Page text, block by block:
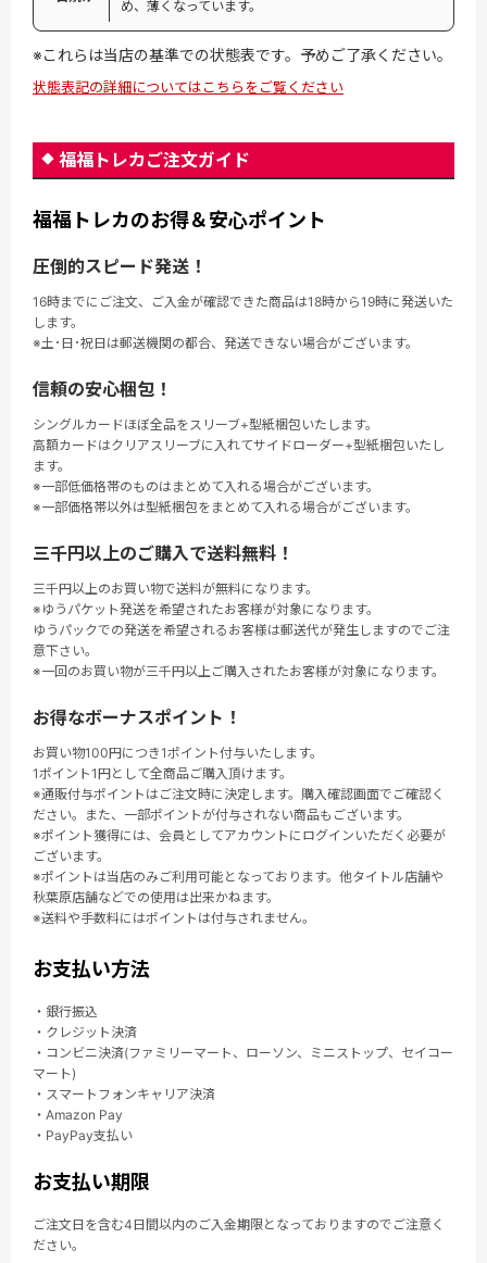
め、薄くなっています。
※これらは当店の基準での状態表です。予めご了承ください。
状態表記の詳細についてはこちらをご覧ください
福福トレカご注文ガイド
福福トレカのお得＆安心ポイント
圧倒的スピード発送！
16時までにご注文、ご入金が確認できた商品は18時から19時に発送いた
します。
※土･日･祝日は郵送機関の都合、発送できない場合がございます。
信頼の安心梱包！
シングルカードほぼ全品をスリーブ+型紙梱包いたします。
高額カードはクリアスリーブに入れてサイドローダー+型紙梱包いたし
ます。
※一部低価格帯のものはまとめて入れる場合がございます。
※一部価格帯以外は型紙梱包をまとめて入れる場合がございます。
三千円以上のご購入で送料無料！
三千円以上のお買い物で送料が無料になります。
※ゆうパケット発送を希望されたお客様が対象になります。
ゆうパックでの発送を希望されるお客様は郵送代が発生しますのでご注
意下さい。
※一回のお買い物が三千円以上ご購入されたお客様が対象になります。
お得なボーナスポイント！
お買い物100円につき1ポイント付与いたします。
1ポイント1円として全商品ご購入頂けます。
※通販付与ポイントはご注文時に決定します。購入確認画面でご確認く
ださい。また、一部ポイントが付与されない商品もございます。
※ポイント獲得には、会員としてアカウントにログインいただく必要が
ございます。
※ポイントは当店のみご利用可能となっております。他タイトル店舗や
秋葉原店舗などでの使用は出来かねます。
※送料や手数料にはポイントは付与されません。
お支払い方法
・銀行振込
・クレジット決済
・コンビニ決済(ファミリーマート、ローソン、ミニストップ、セイコー
マート)
・スマートフォンキャリア決済
・Amazon Pay
・PayPay支払い
お支払い期限
ご注文日を含む4日間以内のご入金期限となっておりますのでご注意く
ださい。